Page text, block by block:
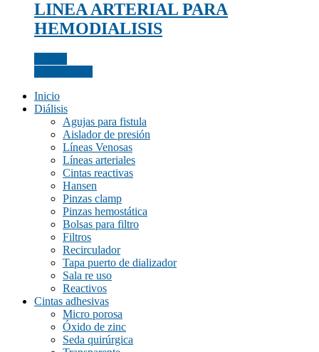
Categorías del producto
Etiquetas del producto
Color del producto
amarillo(0)
amarillo fluor/negro
azul(0)
azulino(0)
azulino, blanco, gris (0)
beige(0)
blanco(0)
blanco solido(0)
blanco/azul(0)
LINEA ARTERIAL PARA
HEMODIALISIS
Inicio
Diálisis
Agujas para fistula
Aislador de presión
Líneas Venosas
Líneas arteriales
Cintas reactivas
Hansen
Pinzas clamp
Pinzas hemostática
Bolsas para filtro
Filtros
Recirculador
Tapa puerto de dializador
Sala re uso
Reactivos
Cintas adhesivas
Micro porosa
Óxido de zinc
Seda quirúrgica